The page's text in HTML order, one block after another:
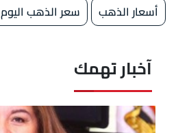
أسعار الذهب سعر الذهب اليوم
آخبار تهمك